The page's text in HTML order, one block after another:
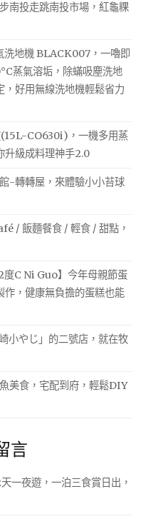
南投走跳南投市場，紅龜粿
洗地機 BLACK007，一嚕即
蒸氣溶垢，除蟎吸塵洗地
好用無線洗地機輕鬆省力
(15L-CO630i)，一機多用蒸
升級成料理神手2.0
-轉轉屋，來體驗小小苔球
/ 飯麵餐食 / 輕食 / 甜點，
C Ni Guo】今年母親節蛋
作，健康無負擔的蛋糕也能
小やじ」的二號店，就在牧
美食，宅配到府，輕鬆DIY
言
一夜遊，一泊三食賞日出，